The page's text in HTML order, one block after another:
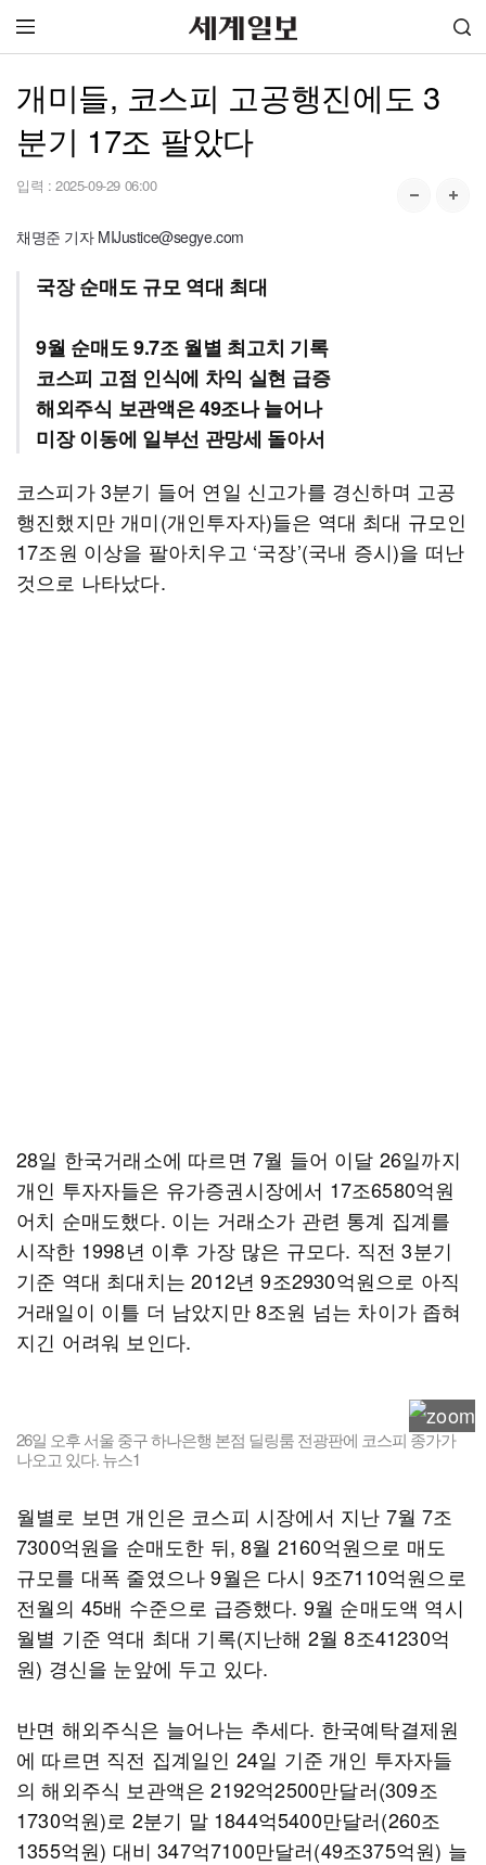
개미들, 코스피 고공행진에도 3
분기 17조 팔았다
입력 : 2025-09-29 06:00
채명준 기자 MIJustice@segye.com
국장 순매도 규모 역대 최대
9월 순매도 9.7조 월별 최고치 기록
코스피 고점 인식에 차익 실현 급증
해외주식 보관액은 49조나 늘어나
미장 이동에 일부선 관망세 돌아서
코스피가 3분기 들어 연일 신고가를 경신하며 고공
행진했지만 개미(개인투자자)들은 역대 최대 규모인
17조원 이상을 팔아치우고 ‘국장’(국내 증시)을 떠난
것으로 나타났다.
28일 한국거래소에 따르면 7월 들어 이달 26일까지
개인 투자자들은 유가증권시장에서 17조6580억원
어치 순매도했다. 이는 거래소가 관련 통계 집계를
시작한 1998년 이후 가장 많은 규모다. 직전 3분기
기준 역대 최대치는 2012년 9조2930억원으로 아직
거래일이 이틀 더 남았지만 8조원 넘는 차이가 좁혀
지긴 어려워 보인다.
26일 오후 서울 중구 하나은행 본점 딜링룸 전광판에 코스피 종가가
나오고 있다. 뉴스1
월별로 보면 개인은 코스피 시장에서 지난 7월 7조
7300억원을 순매도한 뒤, 8월 2160억원으로 매도
규모를 대폭 줄였으나 9월은 다시 9조7110억원으로
전월의 45배 수준으로 급증했다. 9월 순매도액 역시
월별 기준 역대 최대 기록(지난해 2월 8조41230억
원) 경신을 눈앞에 두고 있다.
반면 해외주식은 늘어나는 추세다. 한국예탁결제원
에 따르면 직전 집계일인 24일 기준 개인 투자자들
의 해외주식 보관액은 2192억2500만달러(309조
1730억원)로 2분기 말 1844억5400만달러(260조
1355억원) 대비 347억7100만달러(49조375억원) 늘